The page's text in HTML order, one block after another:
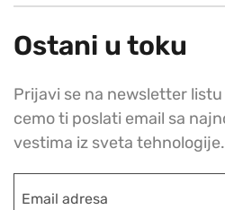
Ostani u toku
Prijavi se na newsletter
cemo ti poslati email sa
vestima iz sveta tehnologije.